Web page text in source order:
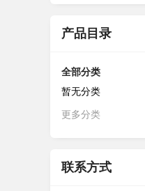
产品目录
全部分类
暂无分类
更多分类
联系方式